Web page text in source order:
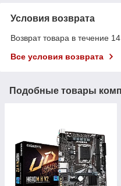
Условия возврата
Возврат товара в течение
Все условия возврата
Подобные товары